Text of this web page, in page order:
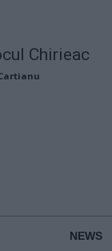
Chirieac
NEWS